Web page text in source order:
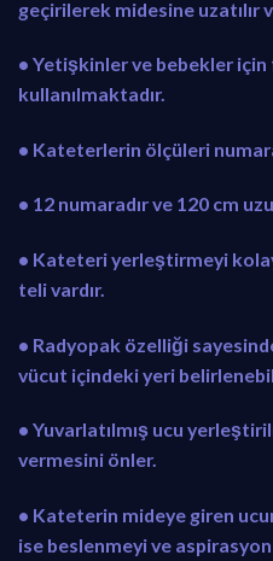
geçirilerek midesine uzatılır
• Yetişkinler ve bebekler
kullanılmaktadır.
• Kateterlerin ölçüleri
• 12 numaradır ve 120 cm
• Kateteri yerleştirmeyi
teli vardır.
• Radyopak özelliği
vücut içindeki yeri
• Yuvarlatılmış ucu
vermesini önler.
• Kateterin mideye giren
ise beslenmeyi ve